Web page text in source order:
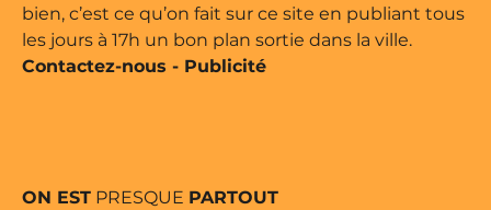
bien, c’est ce qu’on fait sur ce site en publiant tous
les jours à 17h un bon plan sortie dans la ville.
Contactez-nous - Publicité
ON EST PRESQUE PARTOUT